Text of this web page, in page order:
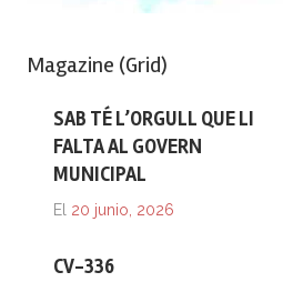
Magazine (Grid)
SAB TÉ L’ORGULL QUE LI
FALTA AL GOVERN
MUNICIPAL
El 20 junio, 2026
CV-336